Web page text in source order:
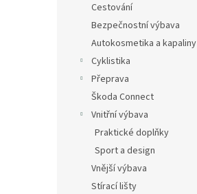
Cestování
Bezpečnostní výbava
Autokosmetika a kapaliny
Cyklistika
Přeprava
Škoda Connect
Vnitřní výbava
Praktické doplňky
Sport a design
Vnější výbava
Stírací lišty